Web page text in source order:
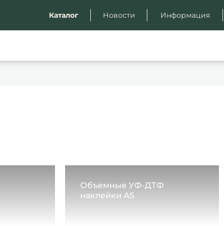
Каталог Новости Информация
Объемные УФ-ДТФ
наклейки А5